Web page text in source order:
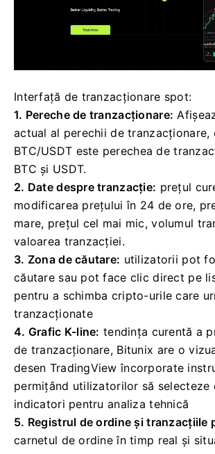
Interfață de tranzacționare spot:
1. Pereche de tranzacționare:
actual al perechii de tranzacționare,
BTC/USDT este perechea de
BTC și USDT.
2. Date despre tranzacție: prețul
modificarea prețului în 24 de ore,
mare, prețul cel mai mic, volumul
valoarea tranzacției.
3. Zona de căutare: utilizatorii pot
căutare sau pot face clic direct pe
pentru a schimba cripto-urile care
tranzacționate
4. Grafic K-line: tendința curentă a
de tranzacționare, Bitunix are o
desen TradingView încorporate
permițând utilizatorilor să selecteze
indicatori pentru analiza tehnică
5. Registrul de ordine și tranzacțiile
carnetul de ordine în timp real și